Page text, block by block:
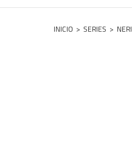
INICIO > SERIES > NERI